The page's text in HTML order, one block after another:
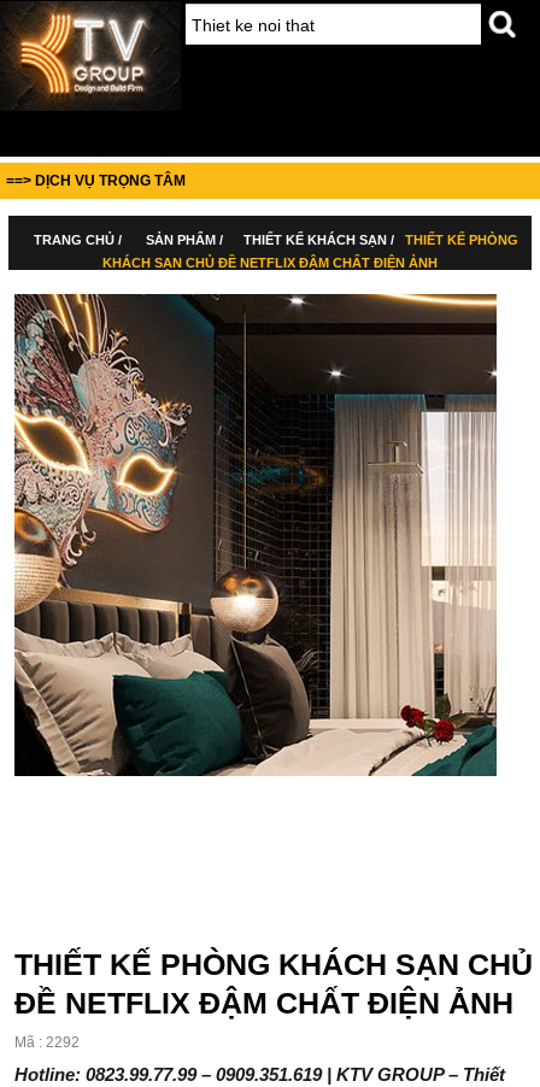
==> DỊCH VỤ TRỌNG TÂM
TRANG CHỦ / SẢN PHẨM / THIẾT KẾ KHÁCH SẠN /
THIẾT KẾ PHÒNG
KHÁCH SẠN CHỦ ĐỀ NETFLIX ĐẬM CHẤT ĐIỆN ẢNH
THIẾT KẾ PHÒNG KHÁCH SẠN CHỦ
ĐỀ NETFLIX ĐẬM CHẤT ĐIỆN ẢNH
Mã : 2292
Hotline: 0823.99.77.99 – 0909.351.619 | KTV GROUP – Thiết